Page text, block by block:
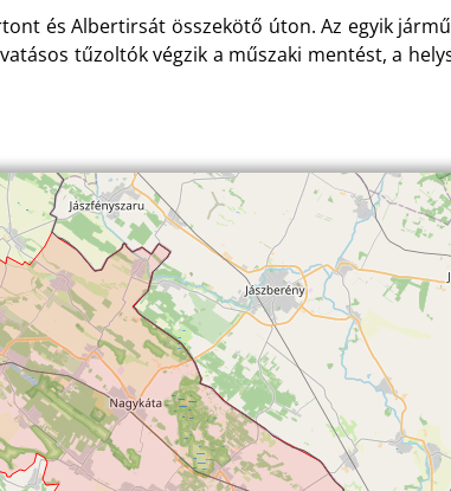
és Albertirsát összekötő úton. Az egyik
tűzoltók végzik a műszaki mentést, a